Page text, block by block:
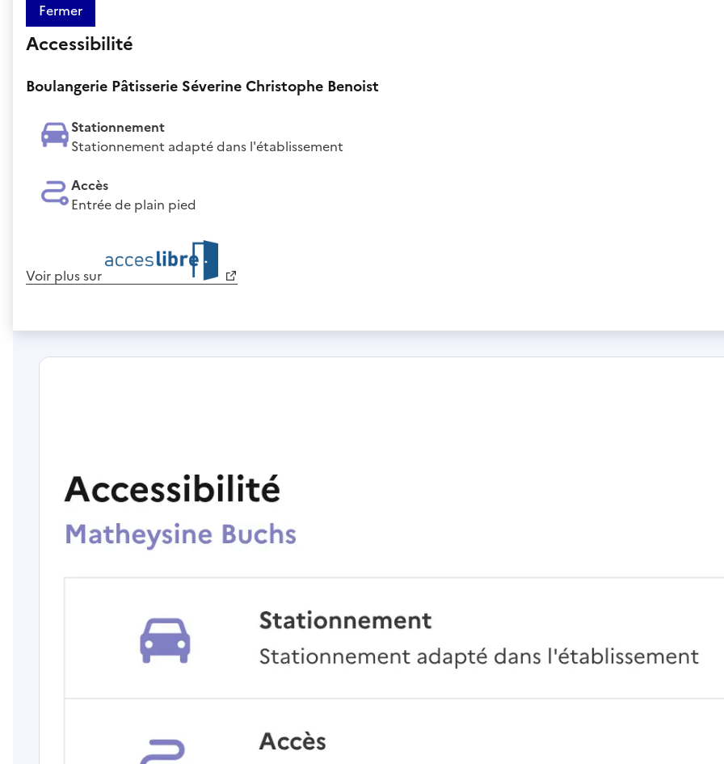
Fermer
Accessibilité
Boulangerie Pâtisserie Séverine Christophe Benoist
Stationnement
Stationnement adapté dans l'établissement
Accès
Entrée de plain pied
Voir plus sur